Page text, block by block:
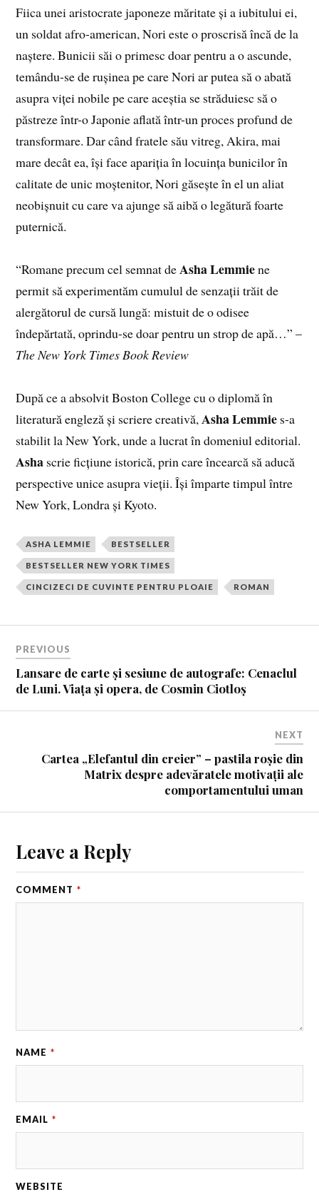
Fiica unei aristocrate japoneze măritate și a iubitului ei,
un soldat afro-american, Nori este o proscrisă încă de la
naștere. Bunicii săi o primesc doar pentru a o ascunde,
temându-se de rușinea pe care Nori ar putea să o abată
asupra viței nobile pe care aceștia se străduiesc să o
păstreze într-o Japonie aflată într-un proces profund de
transformare. Dar când fratele său vitreg, Akira, mai
mare decât ea, își face apariția în locuința bunicilor în
calitate de unic moștenitor, Nori găsește în el un aliat
neobișnuit cu care va ajunge să aibă o legătură foarte
puternică.
“Romane precum cel semnat deAsha Lemmiene
permit să experimentăm cumulul de senzații trăit de
alergătorul de cursă lungă: mistuit de o odisee
îndepărtată, oprindu-se doar pentru un strop de apă…” –
The New York Times Book Review
După ce a absolvit Boston College cu o diplomă în
literatură engleză și scriere creativă,Asha Lemmie s-a
stabilit la New York, unde a lucrat în domeniul editorial.
Asha scrie ficțiune istorică, prin care încearcă să aducă
perspective unice asupra vieții. Își împarte timpul între
New York, Londra și Kyoto.
ASHA LEMMIE BESTSELLER
BESTSELLER NEW YORK TIMES
CINCIZECI DE CUVINTE PENTRU PLOAIE ROMAN
PREVIOUS
Lansare de carte și sesiune de autografe: Cenaclul
de Luni. Viața și opera, de Cosmin Ciotloș
NEXT
Cartea „Elefantul din creier” – pastila roșie din
Matrix despre adevăratele motivații ale
comportamentului uman
Leave a Reply
COMMENT *
NAME *
EMAIL *
WEBSITE